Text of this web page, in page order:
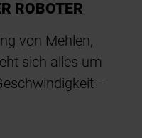
ROBOTER
von Mehlen,
sich alles um
–